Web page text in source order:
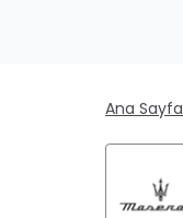
Ana Sayfa